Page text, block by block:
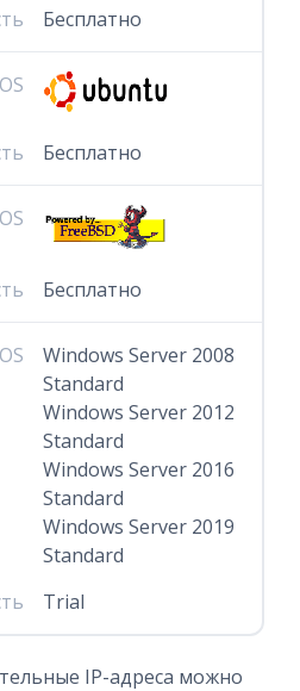
Бесплатно
OS
Бесплатно
OS
Бесплатно
OS
Windows Server 2008
Standard
Windows Server 2012
Standard
Windows Server 2016
Standard
Windows Server 2019
Standard
Trial
IP-адреса можно